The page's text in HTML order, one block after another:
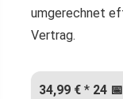
umgerechnet
Vertrag.
34,99 € * 24 📅